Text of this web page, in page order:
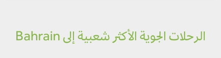
الرحلات الجوية الأكثر شعبية إلى Bahrain